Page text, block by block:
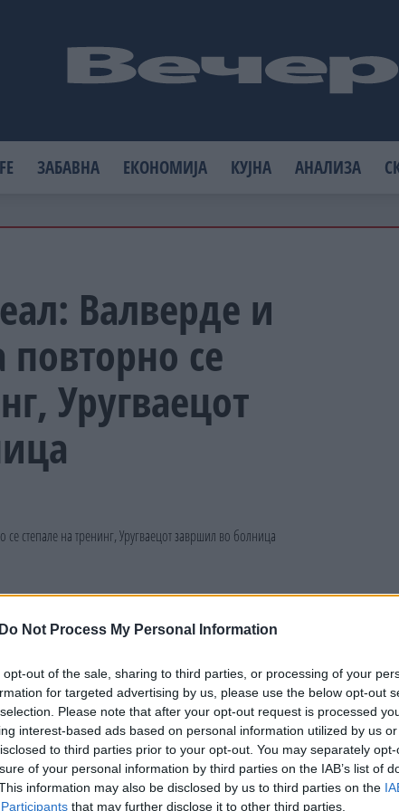
Do Not Process My Personal Information
opt-out of the sale, sharing to third parties, or processing of your
for targeted advertising by us, please use the below opt-out
Please note that after your opt-out request is processed
interest-based ads based on personal information utilized by us
to third parties prior to your opt-out. You may separately
of your personal information by third parties on the IAB’s list of
information may also be disclosed by us to third parties on the
that may further disclose it to other third parties.
ЗАБАВНА ЕКОНОМИЈА КУЈНА АНАЛИЗА
Валверде и
се
Уругваецот